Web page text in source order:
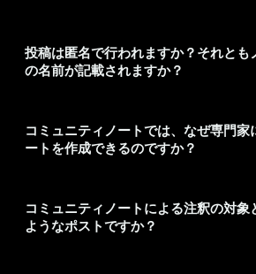
投稿は匿名で行われますか？それとも
の名前が記載されますか？
コミュニティノートでは、なぜ専門家
ートを作成できるのですか？
コミュニティノートによる注釈の対象
ようなポストですか？